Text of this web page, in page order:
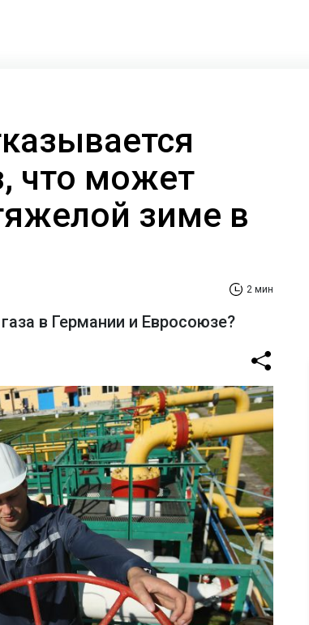
что может
зиме в
2 мин
в Германии и Евросоюзе?